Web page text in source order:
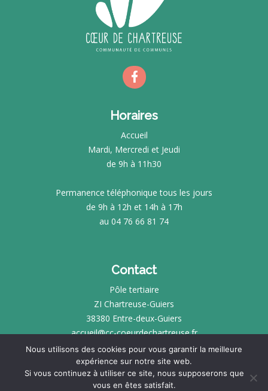
Horaires
Accueil
Mardi, Mercredi et Jeudi
de 9h à 11h30
Permanence téléphonique tous les jours
de 9h à 12h et 14h à 17h
au 04 76 66 81 74
Contact
Pôle tertiaire
ZI Chartreuse-Guiers
38380 Entre-deux-Guiers
accueil@cc-coeurdechartreuse.fr
INTRANET
MENTIONS LÉGALES
Nous utilisons des cookies pour vous garantir la meilleure
expérience sur notre site web.
Si vous continuez à utiliser ce site, nous supposerons que
vous en êtes satisfait.